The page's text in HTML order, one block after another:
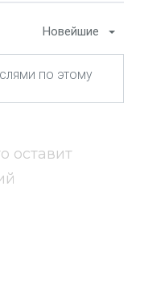
Новейшие
оставит